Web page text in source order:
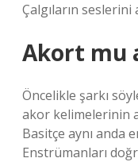
Çalgıların seslerini
Akort mu
Öncelikle şarkı
akor kelimelerinin
Basitçe aynı anda
Enstrümanları